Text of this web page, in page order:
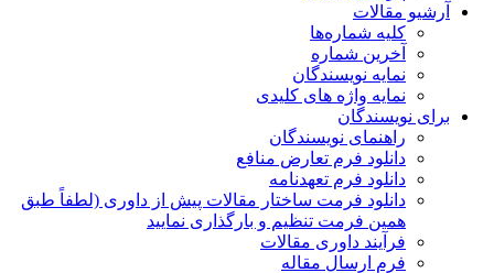
آرشیو مقالات
کلیه شماره‌ها
آخرین شماره
نمایه نویسندگان
نمایه واژه های کلیدی
برای نویسندگان
راهنمای نویسندگان
دانلود فرم تعارض منافع
دانلود فرم تعهدنامه
دانلود فرمت ساختار مقالات پیش از داوری (لطفاً طبق
همین فرمت تنظیم و بارگذاری نمایید
فرآیند داوری مقالات
فرم ارسال مقاله